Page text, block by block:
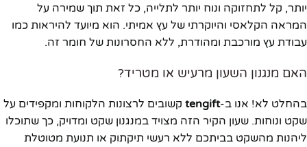
יותר, קל לתחזוקה ונוח יותר לתלייה, כל זאת תוך שמירה על
המראה הקלאסי והיוקרתי של עץ אמיתי. הוא מיועד להיראות כמו
עבודת עץ מורכבת ומהודרת, ללא החסרונות של חומר זה.
האם מנגנון השעון מרעיש או מטריד?
בהחלט לא! אנו ב-tengift קשובים לרצונות הלקוחות ומקפידים על
שקט ונוחות. שעון הקיר הזה מצויד במנגנון שקט ומדויק, כך שתוכלו
ליהנות מהשקט בביתכם ללא רעשי תיקתוק או תנועת מטוטלת